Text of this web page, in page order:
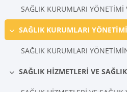
Daralt
Daralt